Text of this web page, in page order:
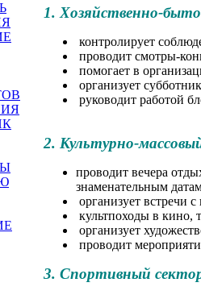
1. Хозяйственно-
контролирует
проводит смотры-
помогает в
организует
руководит работой
2. Культурно-
проводит вечера
знаменательным
организует встречи
культпоходы в кино,
организует
проводит
3. Спортивный